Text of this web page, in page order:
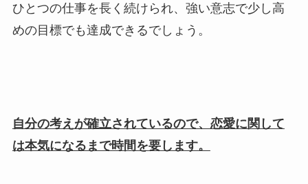
ひとつの仕事を長く続けられ、強い意志で少し高
めの目標でも達成できるでしょう。
自分の考えが確立されているので、恋愛に関して
は本気になるまで時間を要します。